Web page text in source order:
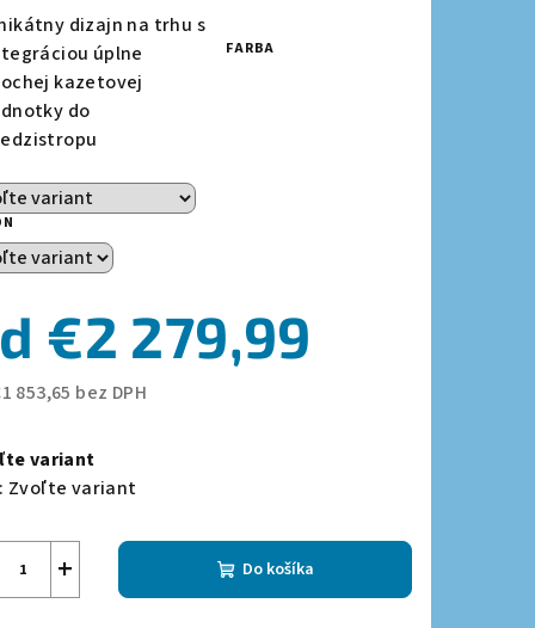
dizajn na trhu s
úplne
kazetovej
do
FARBA
€2 279,99
853,65 bez DPH
variant
Zvoľte variant
+ Do košíka